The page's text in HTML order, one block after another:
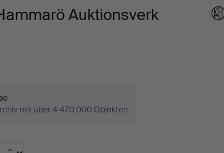
Auktionsverk
mit über 4 470 000 Objekten